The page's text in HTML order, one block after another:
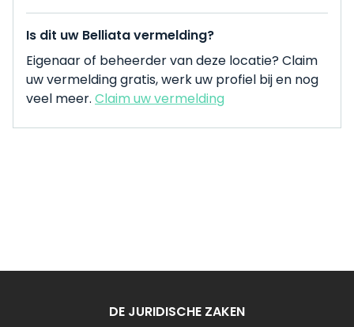
Is dit uw Belliata vermelding?
Eigenaar of beheerder van deze locatie? Claim
uw vermelding gratis, werk uw profiel bij en nog
veel meer. Claim uw vermelding
DE JURIDISCHE ZAKEN